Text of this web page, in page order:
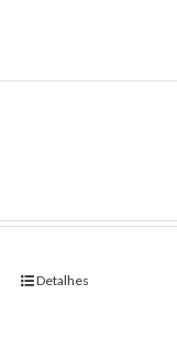
Detalhes